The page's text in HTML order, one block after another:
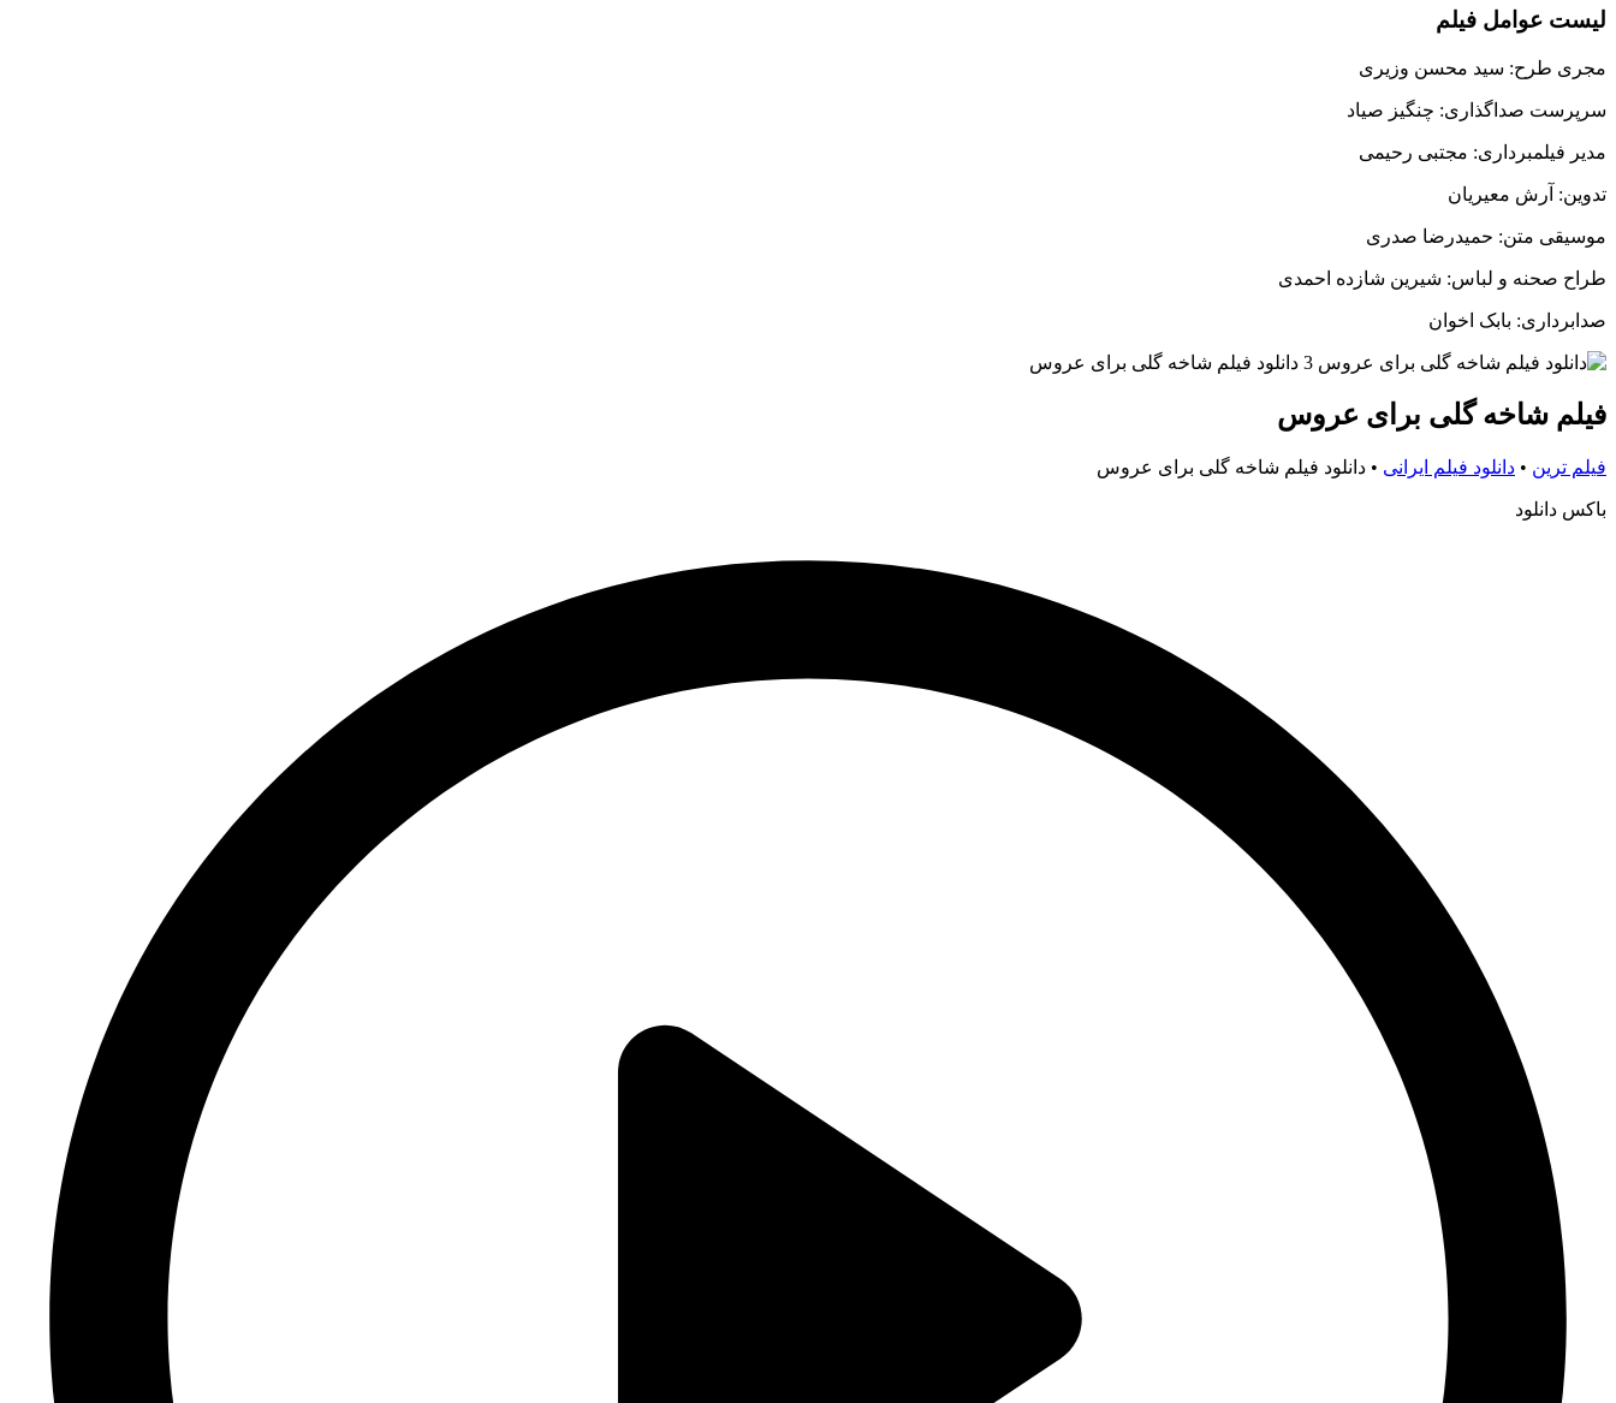
لیست عوامل فیلم
مجری طرح: سید محسن وزیری
سرپرست صداگذاری: چنگیز صیاد
مدیر فیلمبرداری: مجتبی رحیمی
تدوین: آرش معیریان
موسیقی متن: حمیدرضا صدری
طراح صحنه و لباس: شیرین شازده احمدی
صدابرداری: بابک اخوان
فیلم شاخه گلی برای عروس
فیلم ترین • دانلود فیلم ایرانی • دانلود فیلم شاخه گلی برای عروس
باکس دانلود